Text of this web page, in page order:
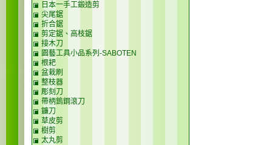
日本一手工鍛造剪
尖尾鋸
折合鋸
剪定鋸、高枝鋸
接木刀
園藝工具小品系列-SABOTEN
根耙
盆栽刷
整枝器
彫刻刀
帶柄鎢鋼滾刀
鐮刀
草皮剪
樹剪
太丸剪